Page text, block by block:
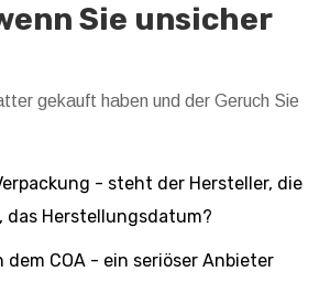
Sie unsicher
gekauft haben und der Geruch Sie
- steht der Hersteller, die
das Herstellungsdatum?
dem COA - ein seriöser Anbieter